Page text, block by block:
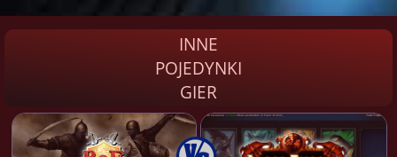
INNE
POJEDYNKI
GIER